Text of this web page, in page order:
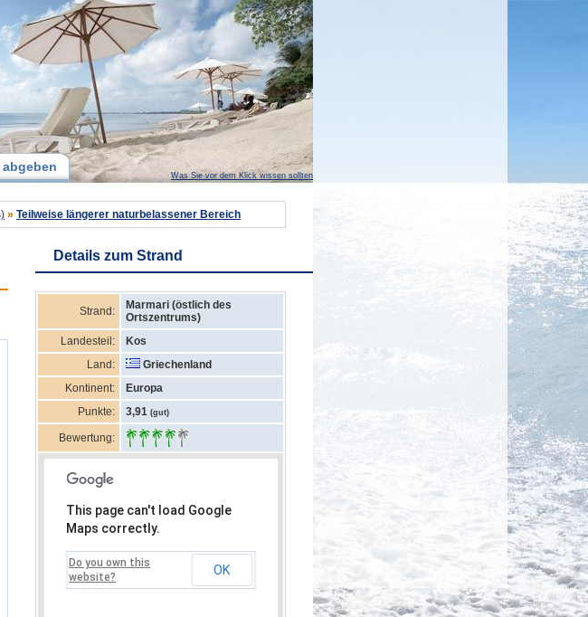
Was Sie vor dem Klick wissen sollten
» Teilweise längerer naturbelassener Bereich
Details zum Strand
Strand:
Marmari (östlich des
Ortszentrums)
Landesteil:
Kos
Land:
Griechenland
Kontinent:
Europa
Punkte:
3,91 (gut)
Bewertung:
This page can't load Google
Maps correctly.
Do you own this
website?
OK